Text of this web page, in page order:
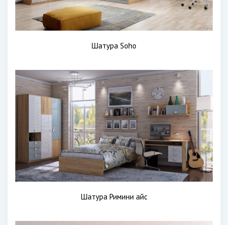
Шатура Soho
Шатура Римини айс